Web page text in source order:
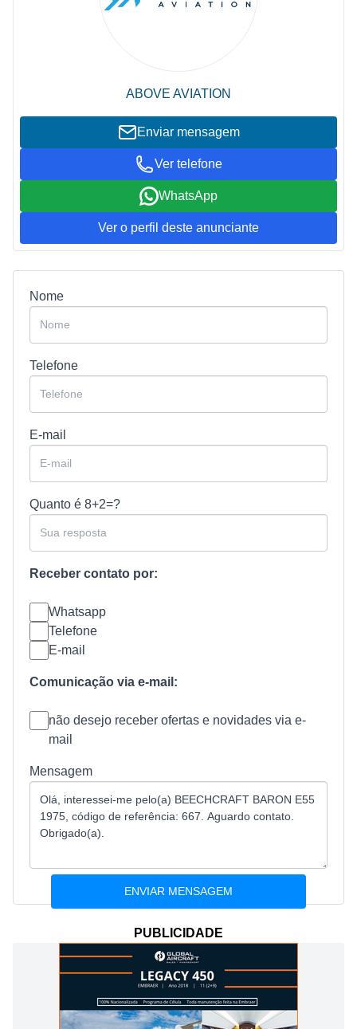
ABOVE AVIATION
Enviar mensagem
Ver telefone
WhatsApp
Ver o perfil deste anunciante
Nome
Telefone
E-mail
Quanto é 8+2=?
Receber contato por:
Whatsapp
Telefone
E-mail
Comunicação via e-mail:
não desejo receber ofertas e novidades via e-
mail
Mensagem
PUBLICIDADE